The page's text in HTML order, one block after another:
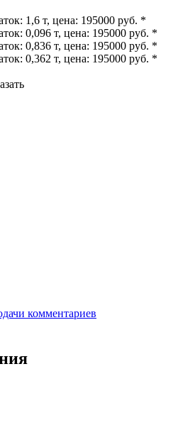
1,6 т, цена: 195000 руб. *
0,096 т, цена: 195000 руб. *
0,836 т, цена: 195000 руб. *
0,362 т, цена: 195000 руб. *
комментариев